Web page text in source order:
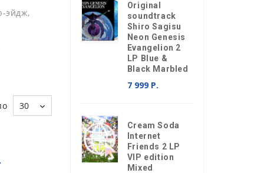
эйдж,
30
Original
soundtrack
Shiro Sagisu
Neon Genesis
Evangelion 2
LP Blue &
Black Marbled
7 999 Р.
Cream Soda
Internet
Friends 2 LP
VIP edition
Mixed